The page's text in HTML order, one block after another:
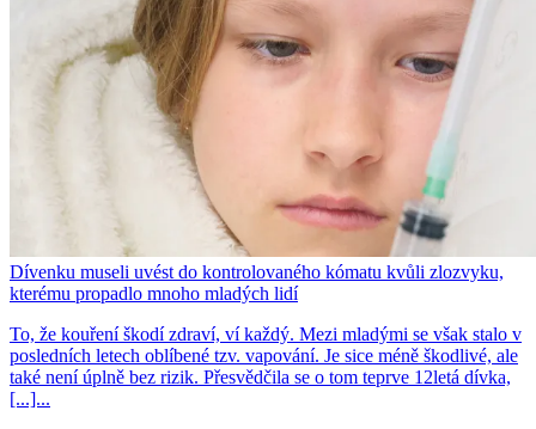
Dívenku museli uvést do kontrolovaného kómatu kvůli zlozvyku,
kterému propadlo mnoho mladých lidí
To, že kouření škodí zdraví, ví každý. Mezi mladými se však stalo v
posledních letech oblíbené tzv. vapování. Je sice méně škodlivé, ale
také není úplně bez rizik. Přesvědčila se o tom teprve 12letá dívka,
[...]...